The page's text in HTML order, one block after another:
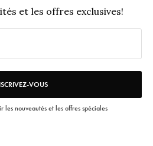
et les offres exclusives!
VOUS
les nouveautés et les offres spéciales